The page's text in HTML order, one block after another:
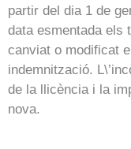
partir del dia 1 de
data esmentada els
canviat o modificat
indemnització.
de la llicència i la
nova.